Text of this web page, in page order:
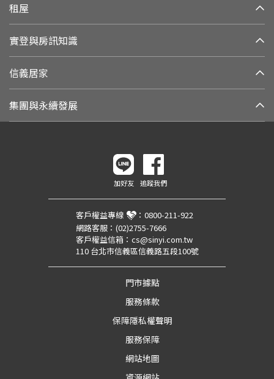
租屋
實登與房訊知識
信義居家
集團與永續發展
加好友 追蹤我們
客戶權益專線 ： 0800-211-922
網路客服： (02)2755-7666
客戶權益信箱： cs@sinyi.com.tw
110 台北市信義區信義路五段100號
門市據點
服務條款
保障隱私權聲明
服務保障
網站地圖